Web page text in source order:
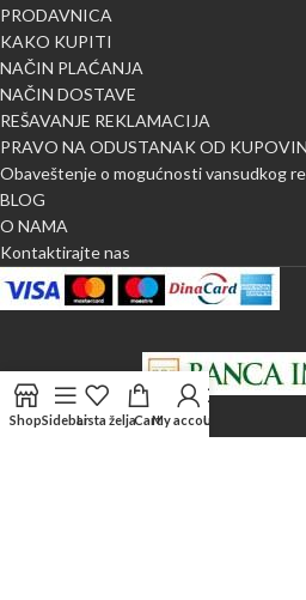
PRODAVNICA
KAKO KUPITI
NAČIN PLAĆANJA
NAČIN DOSTAVE
REŠAVANJE REKLAMACIJA
PRAVO NA ODUSTANAK OD
Obaveštenje o mogućnosti vansudkog
BLOG
O NAMA
Kontaktirajte nas
ShopSidebarLista željaCartMy accountUporedi